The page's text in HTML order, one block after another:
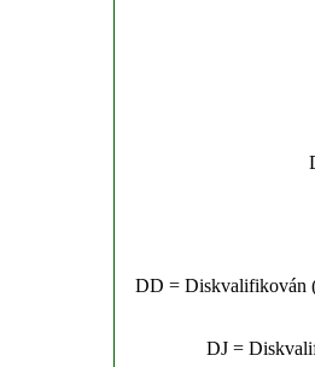
DD = Diskvalifikován
DJ =